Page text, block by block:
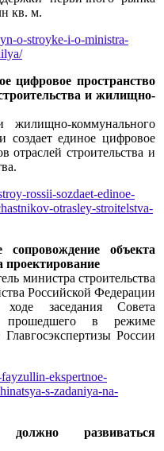
кв. м.
o-stroyke-i-o-ministra-
цифровое пространство
и жилищно-
жилищно-коммунального
создает единое цифровое
отраслей строительства и
rossii-sozdaet-edinoe-
otrasley-stroitelstva-
объекта
проектирование
министра строительства
Российской Федерации
заседания Совета
прошедшего в режиме
России
ekspertnoe-
s-zadaniya-na-
должно развиваться